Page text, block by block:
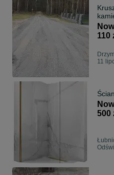
110
11
500